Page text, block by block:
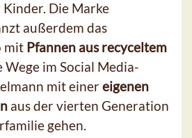
Die Marke
außerdem das
mit Pfannen aus recyceltem
Wege im Social Media-
mit einereigenen
aus der vierten Generation
gehen.